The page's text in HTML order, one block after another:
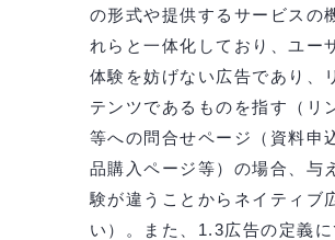
の形式や提供するサービスの
れらと⼀体化しており、ユー
体験を妨げない広告であり、
テンツであるものを指す（リ
等への問合せページ（資料申
品購入ページ等）の場合、与
験が違うことからネイティブ
い）。また、1.3広告の定義